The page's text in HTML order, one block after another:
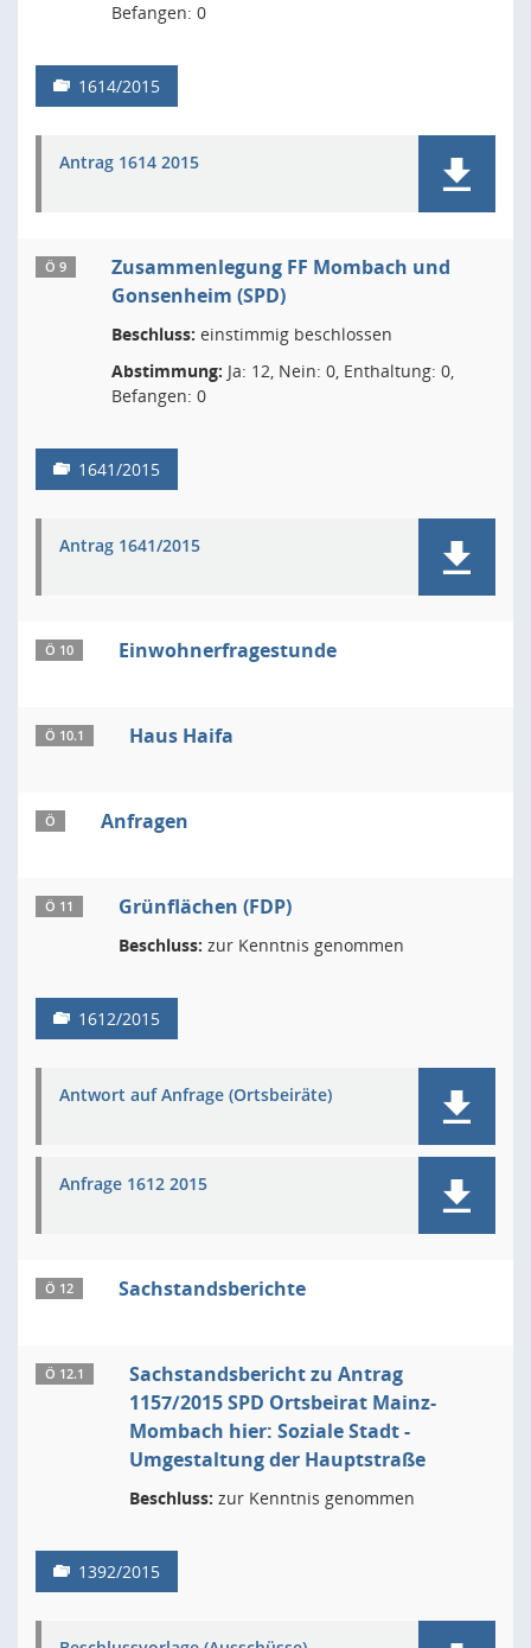
Befangen: 0
1614/2015
Antrag 1614 2015
Ö 9
Zusammenlegung FF Mombach und
Gonsenheim (SPD)
Beschluss: einstimmig beschlossen
Abstimmung: Ja: 12, Nein: 0, Enthaltung: 0,
Befangen: 0
1641/2015
Antrag 1641/2015
Ö 10 Einwohnerfragestunde
Ö 10.1 Haus Haifa
Ö Anfragen
Ö 11 Grünflächen (FDP)
Beschluss: zur Kenntnis genommen
1612/2015
Antwort auf Anfrage (Ortsbeiräte)
Anfrage 1612 2015
Ö 12 Sachstandsberichte
Ö 12.1
Sachstandsbericht zu Antrag
1157/2015 SPD Ortsbeirat Mainz-
Mombach hier: Soziale Stadt -
Umgestaltung der Hauptstraße
Beschluss: zur Kenntnis genommen
1392/2015